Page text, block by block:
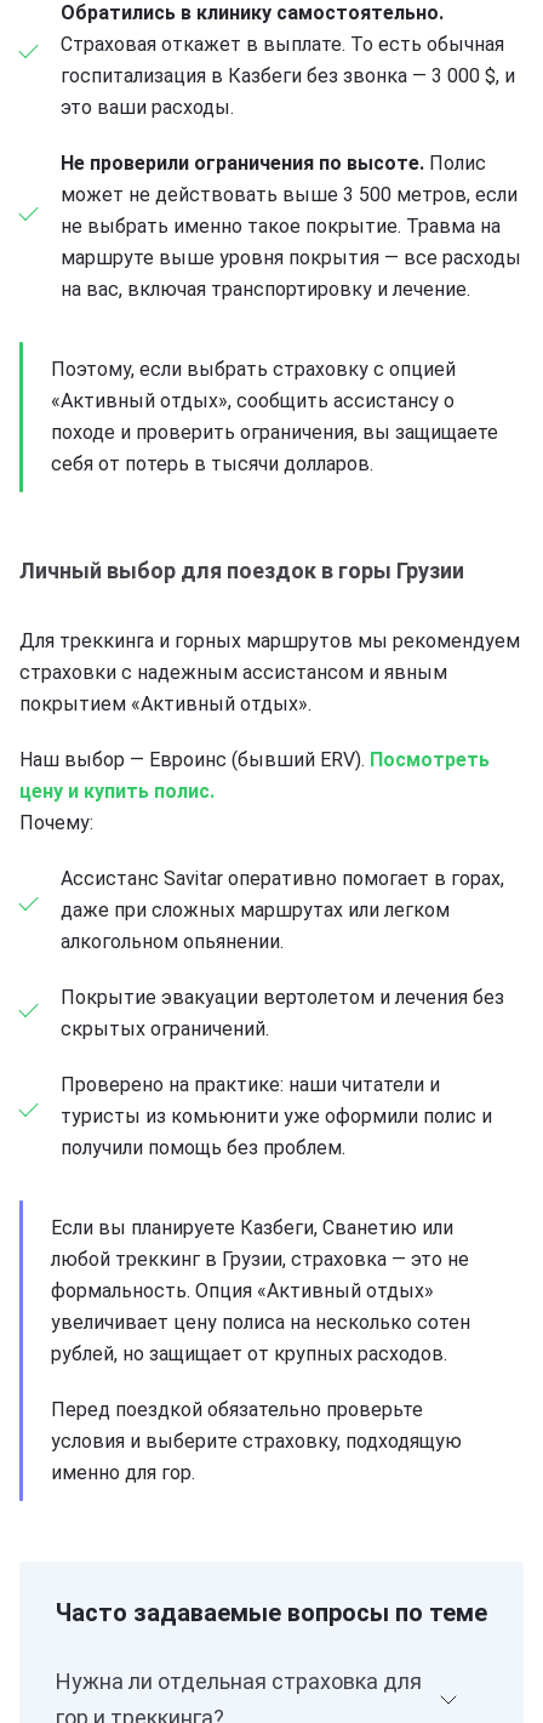
Обратились в клинику самостоятельно.
Страховая откажет в выплате. То есть обычная
госпитализация в Казбеги без звонка — 3 000 $, и
это ваши расходы.
Не проверили ограничения по высоте. Полис
может не действовать выше 3 500 метров, если
не выбрать именно такое покрытие. Травма на
маршруте выше уровня покрытия — все расходы
на вас, включая транспортировку и лечение.
Поэтому, если выбрать страховку с опцией
«Активный отдых», сообщить ассистансу о
походе и проверить ограничения, вы защищаете
себя от потерь в тысячи долларов.
Личный выбор для поездок в горы Грузии
Для треккинга и горных маршрутов мы рекомендуем
страховки с надежным ассистансом и явным
покрытием «Активный отдых».
Наш выбор — Евроинс (бывший ERV). Посмотреть
цену и купить полис.
Почему:
Ассистанс Savitar оперативно помогает в горах,
даже при сложных маршрутах или легком
алкогольном опьянении.
Покрытие эвакуации вертолетом и лечения без
скрытых ограничений.
Проверено на практике: наши читатели и
туристы из комьюнити уже оформили полис и
получили помощь без проблем.
Если вы планируете Казбеги, Сванетию или
любой треккинг в Грузии, страховка — это не
формальность. Опция «Активный отдых»
увеличивает цену полиса на несколько сотен
рублей, но защищает от крупных расходов.
Перед поездкой обязательно проверьте
условия и выберите страховку, подходящую
именно для гор.
Часто задаваемые вопросы по теме
Нужна ли отдельная страховка для
гор и треккинга?